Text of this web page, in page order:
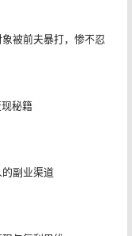
被前夫暴打，惨不忍
秘籍
副业渠道